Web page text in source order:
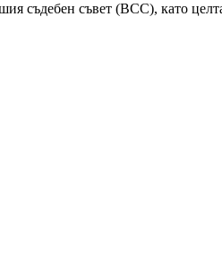
съдебен съвет (ВСС), като